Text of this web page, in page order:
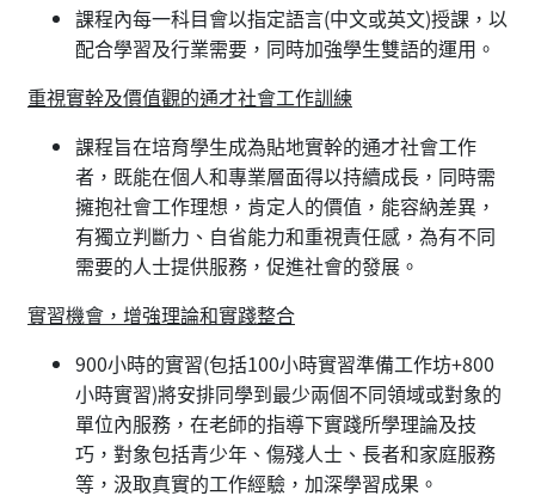
課程內每一科目會以指定語言(中文或英文)授課，以
配合學習及行業需要，同時加強學生雙語的運用。
重視實幹及價值觀的通才社會工作訓練
課程旨在培育學生成為貼地實幹的通才社會工作
者，既能在個人和專業層面得以持續成長，同時需
擁抱社會工作理想，肯定人的價值，能容納差異，
有獨立判斷力、自省能力和重視責任感，為有不同
需要的人士提供服務，促進社會的發展。
實習機會，增強理論和實踐整合
900小時的實習(包括100小時實習準備工作坊+800
小時實習)將安排同學到最少兩個不同領域或對象的
單位內服務，在老師的指導下實踐所學理論及技
巧，對象包括青少年、傷殘人士、長者和家庭服務
等，汲取真實的工作經驗，加深學習成果。